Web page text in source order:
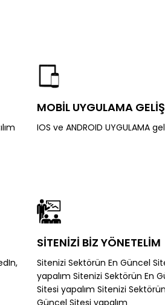
MOBİL UYGULAMA
IOS ve ANDROID UYGULAMA
SİTENİZİ BİZ YÖNETELİM
Sitenizi Sektörün En Güncel
yapalım Sitenizi Sektörün En
Sitesi yapalım Sitenizi
Güncel Sitesi yapalım